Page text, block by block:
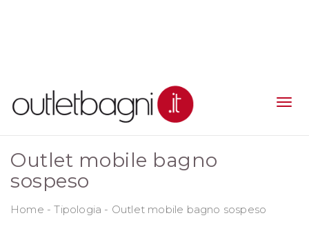
Outlet mobile bagno
sospeso
Home -Tipologia - Outlet mobile bagno sospeso